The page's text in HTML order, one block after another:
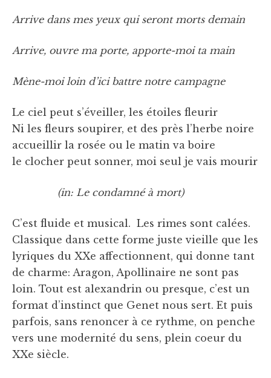
Arrive dans mes yeux qui seront morts demain
Arrive, ouvre ma porte, apporte-moi ta main
Mène-moi loin d’ici battre notre campagne
Le ciel peut s’éveiller, les étoiles fleurir
Ni les fleurs soupirer, et des près l’herbe noire
accueillir la rosée ou le matin va boire
le clocher peut sonner, moi seul je vais mourir
(in: Le condamné à mort)
C’est fluide et musical. Les rimes sont calées.
Classique dans cette forme juste vieille que les
lyriques du XXe affectionnent, qui donne tant
de charme: Aragon, Apollinaire ne sont pas
loin. Tout est alexandrin ou presque, c’est un
format d’instinct que Genet nous sert. Et puis
parfois, sans renoncer à ce rythme, on penche
vers une modernité du sens, plein coeur du
XXe siècle.